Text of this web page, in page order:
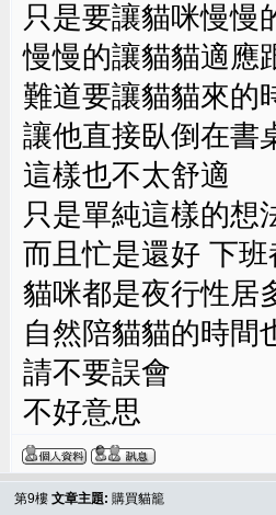
只是要讓貓咪慢慢
慢慢的讓貓貓適應
難道要讓貓貓來的
讓他直接臥倒在書
這樣也不太舒適
只是單純這樣的想
而且忙是還好 下
貓咪都是夜行性居
自然陪貓貓的時間
請不要誤會
不好意思
第9樓 文章主題: 購買貓籠